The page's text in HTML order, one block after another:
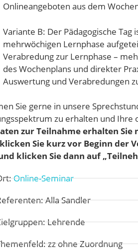
Onlineangeboten aus dem
Variante B: Der Pädagogische
mehrwöchigen Lernphase
Verabredung zur Lernphase –
des Wochenplans und direkter
Auswertung und Verabredungen
Sie gerne in unsere
zu erhalten und Ihre
zur Teilnahme erhalten
Sie kurz vor Beginn der
klicken Sie dann auf
Online-Seminar
Alla Sandler
Lehrende
zz ohne Zuordnung